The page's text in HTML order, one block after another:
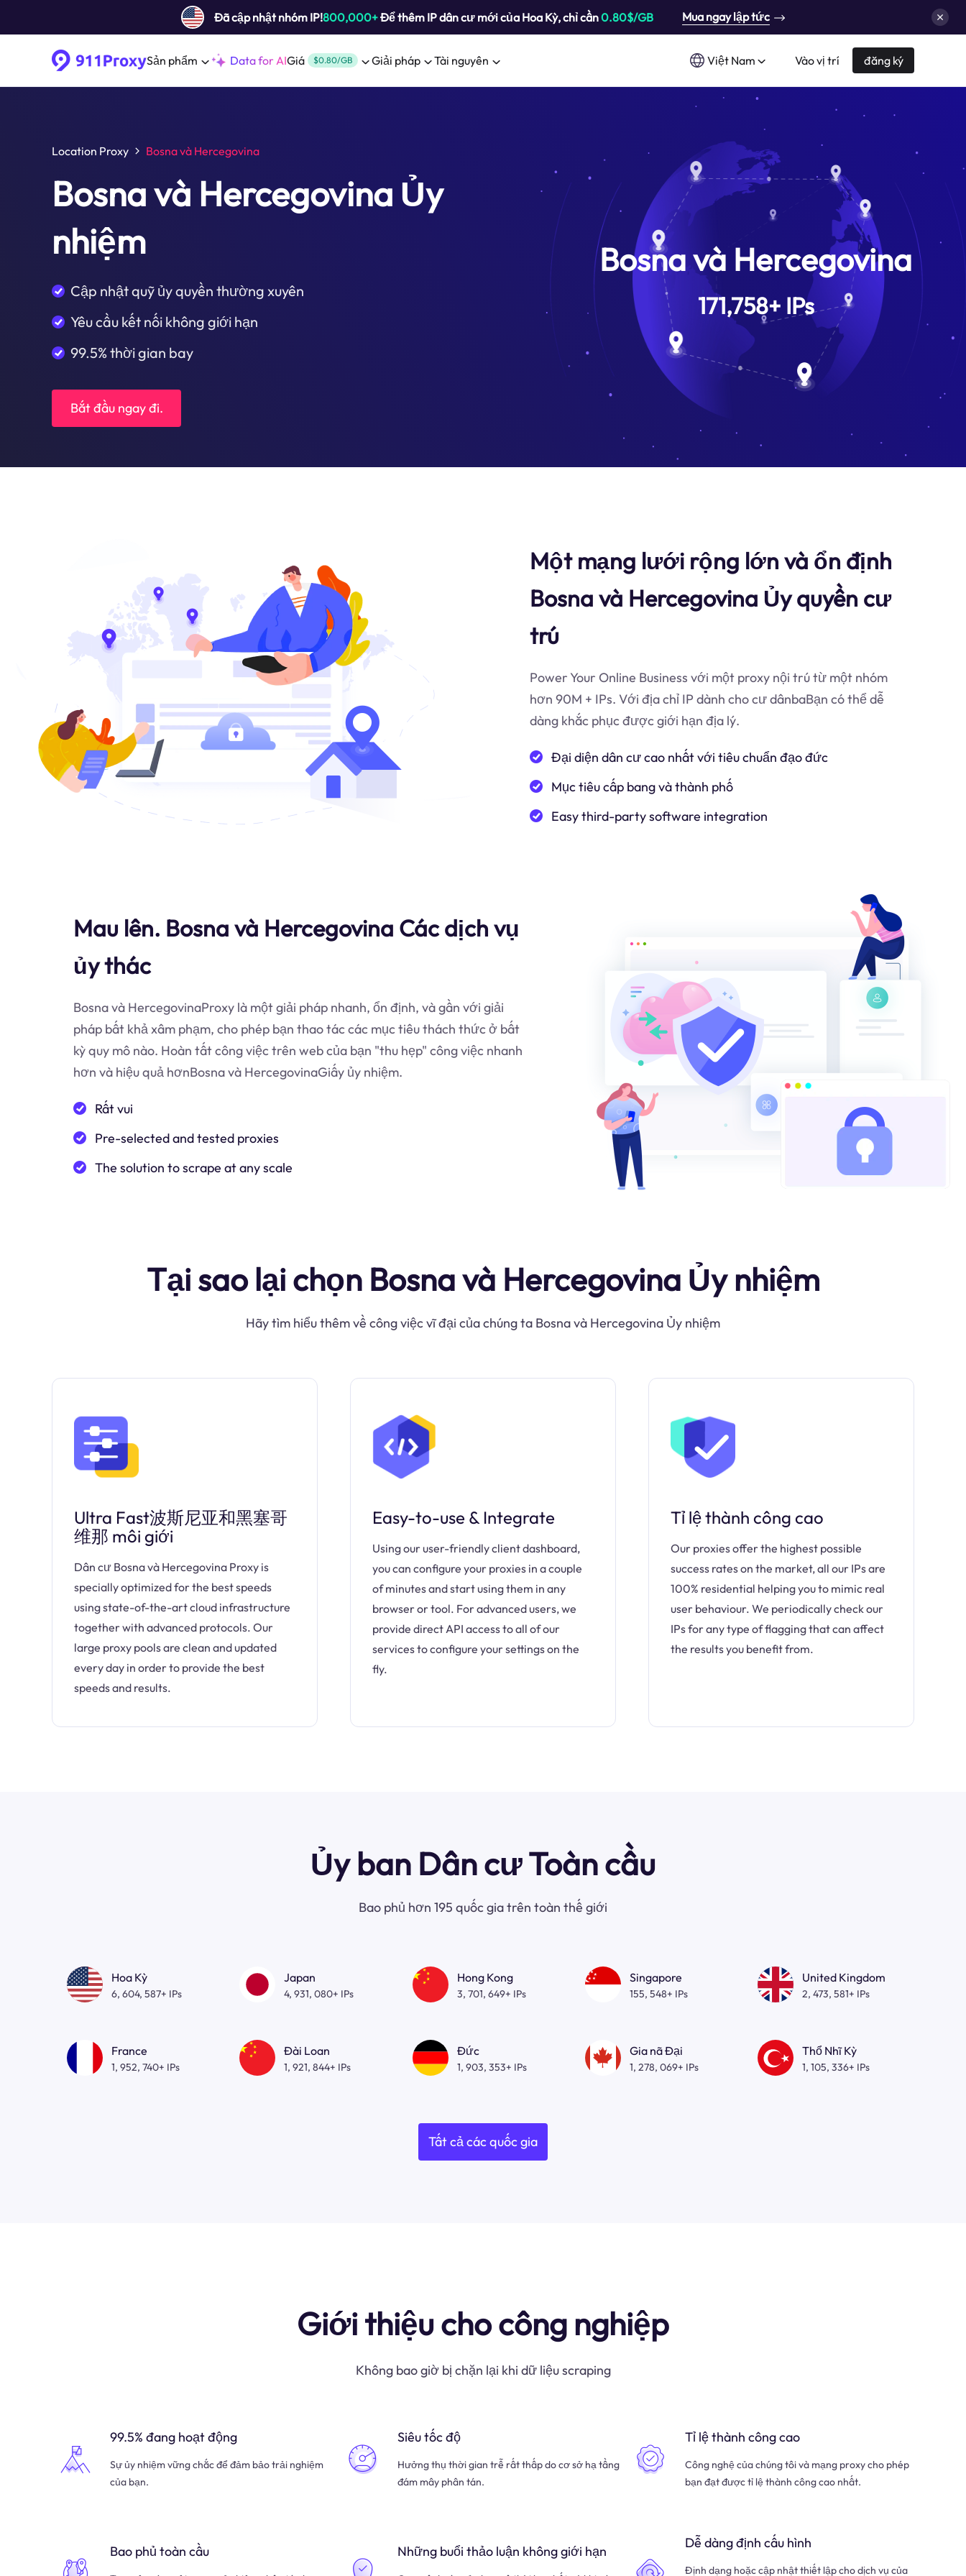
Đã cập nhật nhóm IP!800,000+Để thêm IP dân cư mới của Hoa Kỳ, chỉ cần0.80$/GB Mua ngay lập tức
Sản phẩm Data for AIGiá $0.80/GB Giải pháp Tài nguyên Việt Nam Vào vị trí đăng ký
Location Proxy Bosna và Hercegovina
Bosna và Hercegovina Ủy
nhiệm
Cập nhật quỹ ủy quyền thường xuyên
Yêu cầu kết nối không giới hạn
99.5% thời gian bay
Bắt đầu ngay đi.
Bosna và Hercegovina
171,758+IPs
Một mạng lưới rộng lớn và ổn định
Bosna và Hercegovina Ủy quyền cư
trú
Power Your Online Business với một proxy nội trú từ một nhóm
hơn 90M + IPs. Với địa chỉ IP dành cho cư dânbaBạn có thể dễ
dàng khắc phục được giới hạn địa lý.
Đại diện dân cư cao nhất với tiêu chuẩn đạo đức
Mục tiêu cấp bang và thành phố
Easy third-party software integration
Mau lên. Bosna và Hercegovina Các dịch vụ
ủy thác
Bosna và HercegovinaProxy là một giải pháp nhanh, ổn định, và gần với giải
pháp bất khả xâm phạm, cho phép bạn thao tác các mục tiêu thách thức ở bất
kỳ quy mô nào. Hoàn tất công việc trên web của bạn "thu hẹp" công việc nhanh
hơn và hiệu quả hơnBosna và HercegovinaGiấy ủy nhiệm.
Rất vui
Pre-selected and tested proxies
The solution to scrape at any scale
Tại sao lại chọn Bosna và Hercegovina Ủy nhiệm
Hãy tìm hiểu thêm về công việc vĩ đại của chúng ta Bosna và Hercegovina Ủy nhiệm
Ultra Fast波斯尼亚和黑塞哥
维那 môi giới
Dân cư Bosna và Hercegovina Proxy is
specially optimized for the best speeds
using state-of-the-art cloud infrastructure
together with advanced protocols. Our
large proxy pools are clean and updated
every day in order to provide the best
speeds and results.
Easy-to-use & Integrate
Using our user-friendly client dashboard,
you can configure your proxies in a couple
of minutes and start using them in any
browser or tool. For advanced users, we
provide direct API access to all of our
services to configure your settings on the
fly.
Tỉ lệ thành công cao
Our proxies offer the highest possible
success rates on the market, all our IPs are
100% residential helping you to mimic real
user behaviour. We periodically check our
IPs for any type of flagging that can affect
the results you benefit from.
Ủy ban Dân cư Toàn cầu
Bao phủ hơn 195 quốc gia trên toàn thế giới
Hoa Kỳ
6, 604, 587+ IPs
Japan
4, 931, 080+ IPs
Hong Kong
3, 701, 649+ IPs
Singapore
155, 548+ IPs
United Kingdom
2, 473, 581+ IPs
France
1, 952, 740+ IPs
Đài Loan
1, 921, 844+ IPs
Đức
1, 903, 353+ IPs
Gia nã Đại
1, 278, 069+ IPs
Thổ Nhĩ Kỳ
1, 105, 336+ IPs
Tất cả các quốc gia
Giới thiệu cho công nghiệp
Không bao giờ bị chặn lại khi dữ liệu scraping
99.5% đang hoạt động
Sự ủy nhiệm vững chắc để đảm bảo trải nghiệm
của bạn.
Siêu tốc độ
Hưởng thụ thời gian trễ rất thấp do cơ sở hạ tầng
đám mây phân tán.
Tỉ lệ thành công cao
Công nghệ của chúng tôi và mạng proxy cho phép
bạn đạt được tỉ lệ thành công cao nhất.
Bao phủ toàn cầu Những buổi thảo luận không giới hạn
Dễ dàng định cấu hình
Định dạng hoặc cập nhật thiết lập cho dịch vụ của